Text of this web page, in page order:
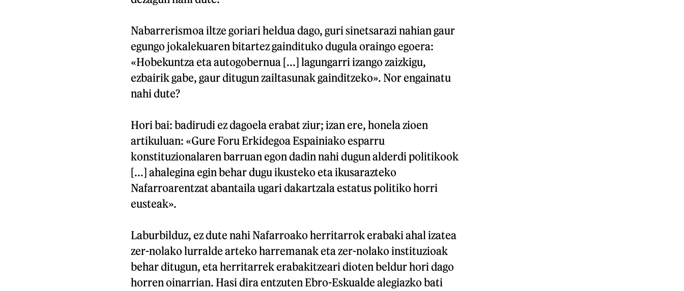
Nabarrerismoa iltze goriari heldua dago, guri sinetsarazi nahian gaur
egungo jokalekuaren bitartez gaindituko dugula oraingo egoera:
«Hobekuntza eta autogobernua [...] lagungarri izango zaizkigu,
ezbairik gabe, gaur ditugun zailtasunak gainditzeko». Nor engainatu
nahi dute?
Hori bai: badirudi ez dagoela erabat ziur; izan ere, honela zioen
artikuluan: «Gure Foru Erkidegoa Espainiako esparru
konstituzionalaren barruan egon dadin nahi dugun alderdi politikook
[...] ahalegina egin behar dugu ikusteko eta ikusarazteko
Nafarroarentzat abantaila ugari dakartzala estatus politiko horri
eusteak».
Laburbilduz, ez dute nahi Nafarroako herritarrok erabaki ahal izatea
zer-nolako lurralde arteko harremanak eta zer-nolako instituzioak
behar ditugun, eta herritarrek erabakitzeari dioten beldur hori dago
horren oinarrian. Hasi dira entzuten Ebro-Eskualde alegiazko bati